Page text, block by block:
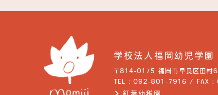
学校法人福岡幼児学園
〒814-0175 福岡市早良区田村
TEL : 092-801-7916 / FAX